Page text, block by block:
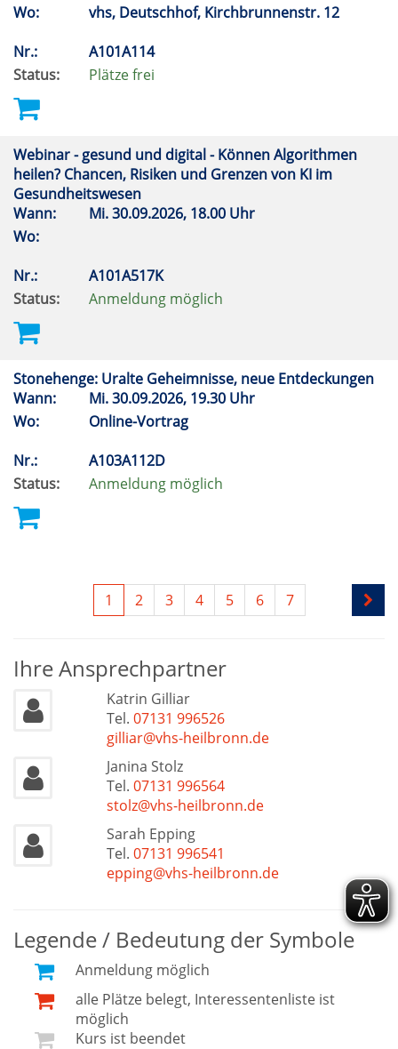
Wo:
vhs, Deutschhof, Kirchbrunnenstr. 12
Nr.:
A101A114
Status:
Plätze frei
Webinar - gesund und digital - Können Algorithmen
heilen? Chancen, Risiken und Grenzen von KI im
Gesundheitswesen
Wann:
Mi.30.09.2026, 18.00 Uhr
Wo:
Nr.:
A101A517K
Status:
Anmeldung möglich
Stonehenge: Uralte Geheimnisse, neue Entdeckungen
Wann:
Mi.30.09.2026, 19.30 Uhr
Wo:
Online-Vortrag
Nr.:
A103A112D
Status:
Anmeldung möglich
1 2 3 4 5 6 7
Ihre Ansprechpartner
Katrin Gilliar
Tel. 07131 996526
gilliar@vhs-heilbronn.de
Janina Stolz
Tel. 07131 996564
stolz@vhs-heilbronn.de
Sarah Epping
Tel. 07131 996541
epping@vhs-heilbronn.de
Legende / Bedeutung der Symbole
Anmeldung möglich
alle Plätze belegt, Interessentenliste ist
möglich
Kurs ist beendet